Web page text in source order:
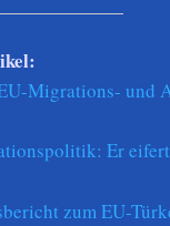
Migrations- und
Er
zum EU-